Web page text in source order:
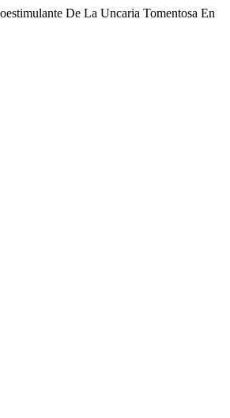
De La Uncaria Tomentosa En